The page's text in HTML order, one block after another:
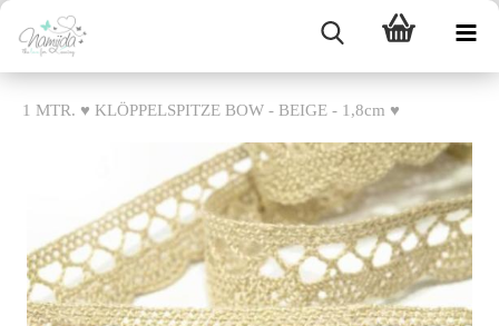
1 MTR. ♥ KLÖPPELSPITZE BOW - BEIGE - 1,8cm ♥